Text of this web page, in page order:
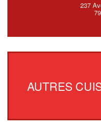
237
AUTRES